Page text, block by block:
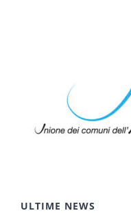
ULTIME NEWS